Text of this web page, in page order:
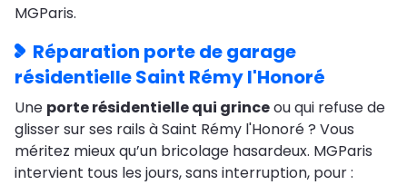
MGParis.
Réparation porte de garage
résidentielle Saint Rémy l'Honoré
Une porte résidentielle qui grinceou qui refuse de
glisser sur ses rails à Saint Rémy l'Honoré ? Vous
méritez mieux qu’un bricolage hasardeux. MGParis
intervient tous les jours, sans interruption, pour :